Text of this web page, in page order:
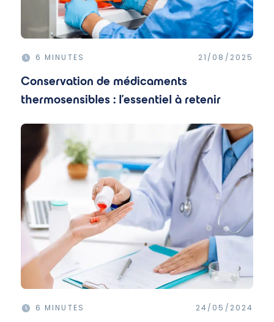
6 MINUTES 21/08/2025
Conservation de médicaments
thermosensibles : l'essentiel à retenir
6 MINUTES 24/05/2024